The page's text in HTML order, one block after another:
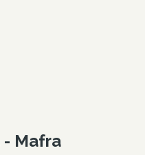
- Mafra